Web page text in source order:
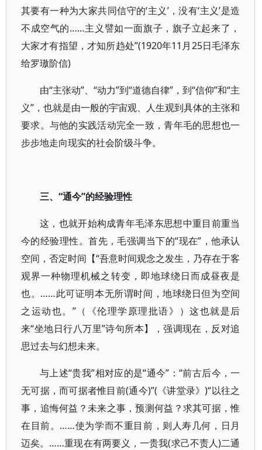
其要有一种为大家共同信守的‘主义’，没有‘主义’是造
不成空气的……主义譬如一面旗子，旗子立起来了，
大家才有指望，才知所趋处”(1920年11月25日毛泽东
给罗璈阶信)
由“主张动”、“动力”到“道德自律”，到“信仰”和“主
义”，也就是由一般的宇宙观、人生观到具体的主张和
要求。与他的实践活动完全一致，青年毛的思想也一
步步地走向现实的社会阶级斗争。
三、“通今”的经验理性
这，也就开始构成青年毛泽东思想中重目前重当
今的经验理性。首先，毛强调当下的“现在”，他承认
空间，否定时间【“吾意时间观念之发生，乃存在于客
观界一种物理机械之转变，即地球绕日而成昼夜是
也。……此可证明本无所谓时间，地球绕日但为空间
之运动也。”（《伦理学原理批语》）这也就是后
来“坐地日行八万里”诗句所本】，强调现在，反对追
思过去与幻想未来。
与上述“贵我”相对应的是“通今”：“前古后今，一
无可据，而可据者惟目前(通今)”(《讲堂录》)“以往之
事，追悔何益？未来之事，预测何益？求其可据，惟
在目前。……使为学而不重目前，则人寿几何，日月
迈矣。……重现在有两要义，一贵我(求己不责人)二通